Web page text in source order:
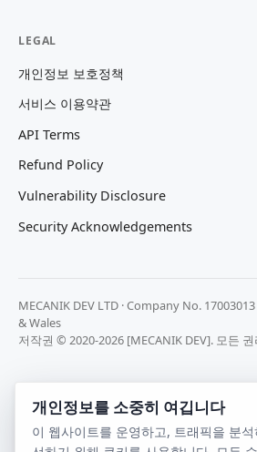
LEGAL
개인정보 보호정책
서비스 이용약관
API Terms
Refund Policy
Vulnerability Disclosure
Security Acknowledgements
MECANIK DEV LTD · Company No.
& Wales
저작권 © 2020-2026 [MECANIK DEV]. 모든
개인정보를 소중히 여깁니다
이 웹사이트를 운영하고, 트래픽을 분